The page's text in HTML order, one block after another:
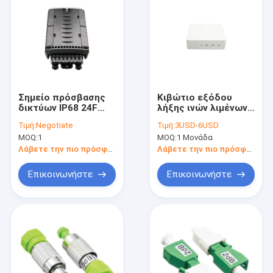
Προϊόντα
Περίπου εμείς
Σημείο πρόσβασης
δικτύων IP68 24F
περάτωση διανομής
οπτικών ινών
πτώσης τελική
Τιμή:Negotiate
MOQ:1
Λάβετε την πιο πρόσφατη τιμή
Επικοινωνήστε
Κιβώτιο εξόδου
λήξης ινών λιμένων
Τιμή:3USD-6USD
MOQ:1 Μονάδα
Λάβετε την πιο πρόσφατη τιμή
Επικοινωνήστε